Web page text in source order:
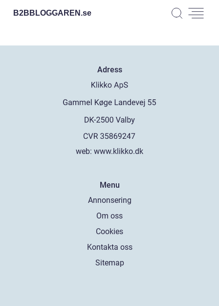
B2BBLOGGAREN.se
Adress
web: www.klikko.dk
Menu
Annonsering
Om oss
Cookies
Kontakta oss
Sitemap